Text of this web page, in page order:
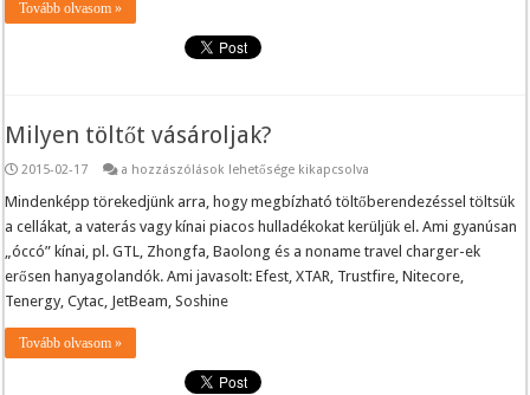
Tovább olvasom »
Milyen töltőt vásároljak?
2015-02-17
Milyen
vásároljak?
bejegyzéshez
a hozzászólások lehetősége kikapcsolva
Mindenképp törekedjünk arra, hogy megbízható töltőberendezéssel töltsük
a cellákat, a vaterás vagy kínai piacos hulladékokat kerüljük el. Ami gyanúsan
„óccó” kínai, pl. GTL, Zhongfa, Baolong és a noname travel charger-ek
erősen hanyagolandók. Ami javasolt: Efest, XTAR, Trustfire, Nitecore,
Tenergy, Cytac, JetBeam, Soshine
Tovább olvasom »